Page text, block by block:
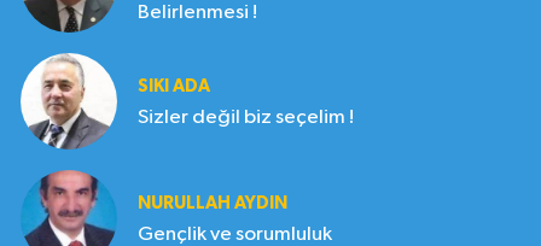
Belirlenmesi !
SIKI ADA
Sizler değil biz seçelim !
NURULLAH AYDIN
Gençlik ve sorumluluk